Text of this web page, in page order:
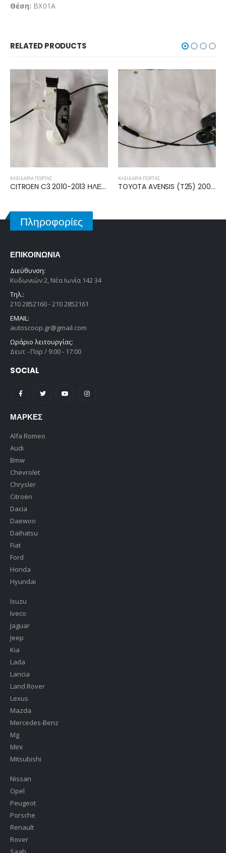
Θέση: BX01A
RELATED PRODUCTS
CITROEN C3 2010-2013 ΗΛΕΚΤΡΟΜΑΓΝΗΤΙΚΗ ΚΛΕΙΔΑΡΙΑ ΕΜΠΡΟΣ ΑΡΙΣΤΕΡΗ A05316
ΚΛΕΙΔΑΡΙΆ ΠΌΡΤΑΣ
TOYOTA AVENSIS (T25) 2003-2006, 2006-2008 ΗΛΕΚΤΡΟΜΑΓΝΗΤΙΚΗ ΚΛΕΙΔΑΡΙΑ ΕΜΠΡΟΣ ΔΕΞΙΑ
ΚΛΕΙΔΑΡΙΆ ΠΌΡΤΑΣ
Πληροφορίες
ΕΠΙΚΟΙΝΩΝΊΑ
Διεύθυνση:
Κυδωνιών 2, Νέα Ιωνία 142 34
Τηλ.:
210 2852160 - 210 2852161
EMAIL:
autoscoop.gr@gmail.com
Ωράριο λειτουργίας:
Δευτ - Παρ / 9:00 - 17:00
SOCIAL
ΜΆΡΚΕΣ
Alfa Romeo
Audi
Bmw
Chevrolet
Chrysler
Citroën
Dacia
Daewoo
Daihatsu
Fiat
Ford
Honda
Hyundai
Isuzu
Iveco
Jaguar
Jeep
Kia
Lada
Lancia
Land Rover
Lexus
Mazda
Mercedes-Benz
Mg
Mini
Mitsubishi
Nissan
Opel
Peugeot
Porsche
Renault
Rover